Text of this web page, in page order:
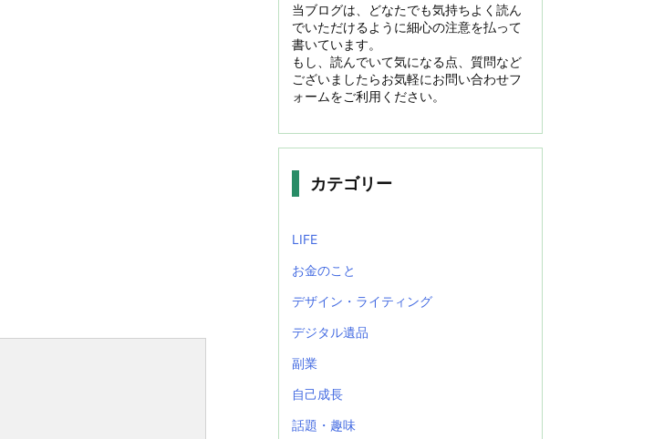
当ブログは、どなたでも気持ちよく読ん
でいただけるように細心の注意を払って
書いています。
もし、読んでいて気になる点、質問など
ございましたらお気軽にお問い合わせフ
ォームをご利用ください。
カテゴリー
LIFE
お金のこと
デザイン・ライティング
デジタル遺品
副業
自己成長
話題・趣味